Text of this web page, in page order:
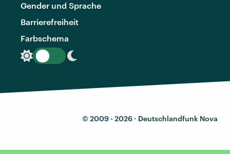
Gender und Sprache
Barrierefreiheit
Farbschema
© 2009 - 2026 · Deutschlandfunk Nova